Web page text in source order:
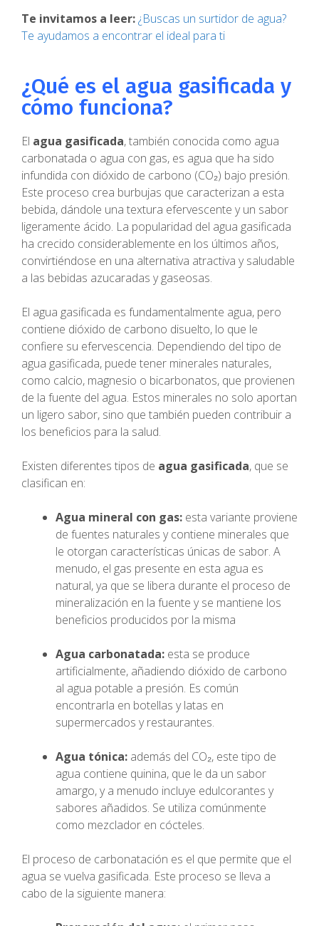
Te invitamos a leer:¿Buscas un surtidor de agua?
Te ayudamos a encontrar el ideal para ti
¿Qué es el agua gasificada y
cómo funciona?
El agua gasificada, también conocida como agua
carbonatada o agua con gas, es agua que ha sido
infundida con dióxido de carbono (CO₂) bajo presión.
Este proceso crea burbujas que caracterizan a esta
bebida, dándole una textura efervescente y un sabor
ligeramente ácido. La popularidad del agua gasificada
ha crecido considerablemente en los últimos años,
convirtiéndose en una alternativa atractiva y saludable
a las bebidas azucaradas y gaseosas.
El agua gasificada es fundamentalmente agua, pero
contiene dióxido de carbono disuelto, lo que le
confiere su efervescencia. Dependiendo del tipo de
agua gasificada, puede tener minerales naturales,
como calcio, magnesio o bicarbonatos, que provienen
de la fuente del agua. Estos minerales no solo aportan
un ligero sabor, sino que también pueden contribuir a
los beneficios para la salud.
Existen diferentes tipos de agua gasificada, que se
clasifican en:
Agua mineral con gas: esta variante proviene
de fuentes naturales y contiene minerales que
le otorgan características únicas de sabor. A
menudo, el gas presente en esta agua es
natural, ya que se libera durante el proceso de
mineralización en la fuente y se mantiene los
beneficios producidos por la misma
Agua carbonatada: esta se produce
artificialmente, añadiendo dióxido de carbono
al agua potable a presión. Es común
encontrarla en botellas y latas en
supermercados y restaurantes.
Agua tónica: además del CO₂, este tipo de
agua contiene quinina, que le da un sabor
amargo, y a menudo incluye edulcorantes y
sabores añadidos. Se utiliza comúnmente
como mezclador en cócteles.
El proceso de carbonatación es el que permite que el
agua se vuelva gasificada. Este proceso se lleva a
cabo de la siguiente manera: